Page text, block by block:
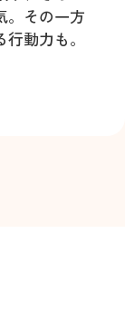
。その一方
動力も。